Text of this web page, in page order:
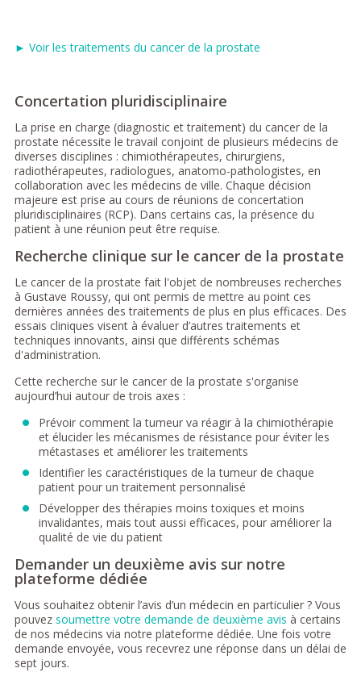
► Voir les traitements du cancer de la prostate
Concertation pluridisciplinaire
La prise en charge (diagnostic et traitement) du cancer de la
prostate nécessite le travail conjoint de plusieurs médecins de
diverses disciplines : chimiothérapeutes, chirurgiens,
radiothérapeutes, radiologues, anatomo-pathologistes, en
collaboration avec les médecins de ville. Chaque décision
majeure est prise au cours de réunions de concertation
pluridisciplinaires (RCP). Dans certains cas, la présence du
patient à une réunion peut être requise.
Recherche clinique sur le cancer de la prostate
Le cancer de la prostate fait l'objet de nombreuses recherches
à Gustave Roussy, qui ont permis de mettre au point ces
dernières années des traitements de plus en plus efficaces. Des
essais cliniques visent à évaluer d’autres traitements et
techniques innovants, ainsi que différents schémas
d'administration.
Cette recherche sur le cancer de la prostate s'organise
aujourd’hui autour de trois axes :
Prévoir comment la tumeur va réagir à la chimiothérapie
et élucider les mécanismes de résistance pour éviter les
métastases et améliorer les traitements
Identifier les caractéristiques de la tumeur de chaque
patient pour un traitement personnalisé
Développer des thérapies moins toxiques et moins
invalidantes, mais tout aussi efficaces, pour améliorer la
qualité de vie du patient
Demander un deuxième avis sur notre
plateforme dédiée
Vous souhaitez obtenir l’avis d’un médecin en particulier ? Vous
pouvez soumettre votre demande de deuxième avis à certains
de nos médecins via notre plateforme dédiée. Une fois votre
demande envoyée, vous recevrez une réponse dans un délai de
sept jours.